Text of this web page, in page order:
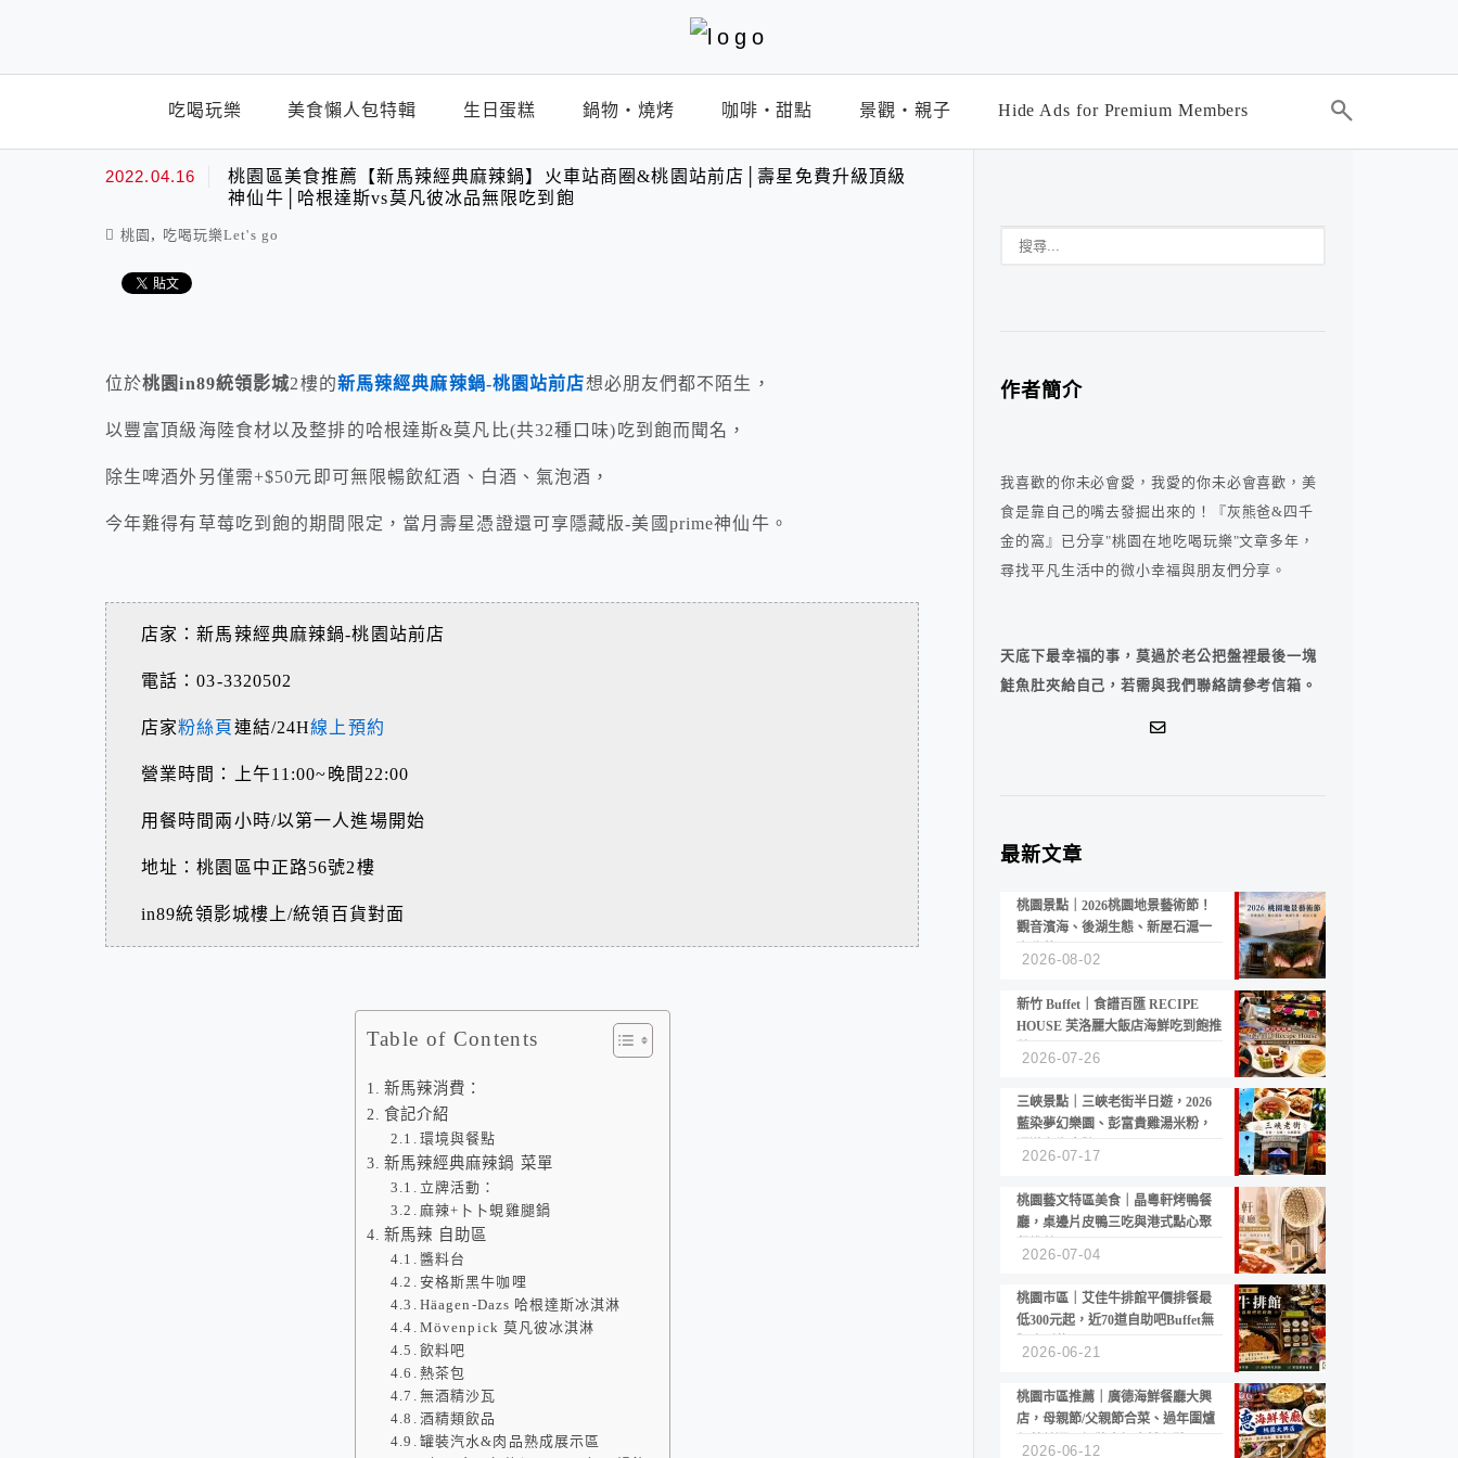
吃喝玩樂 美食懶人包特輯 生日蛋糕 鍋物‧燒烤 咖啡‧甜點 景觀‧親子 Hide Ads for Premium Members
2022.04.16
桃園區美食推薦【新馬辣經典麻辣鍋】火車站商圈&桃園站前店│壽星免費升級頂級
神仙牛│哈根達斯vs莫凡彼冰品無限吃到飽
桃園 , 吃喝玩樂Let's go
位於桃園in89統領影城2樓的新馬辣經典麻辣鍋-桃園站前店想必朋友們都不陌生，
以豐富頂級海陸食材以及整排的哈根達斯&莫凡比(共32種口味)吃到飽而聞名，
除生啤酒外另僅需+$50元即可無限暢飲紅酒、白酒、氣泡酒，
今年難得有草莓吃到飽的期間限定，當月壽星憑證還可享隱藏版-美國prime神仙牛。
店家：新馬辣經典麻辣鍋-桃園站前店
電話：03-3320502
店家粉絲頁 連結/24H線上預約
營業時間：上午11:00~晚間22:00
用餐時間兩小時/以第一人進場開始
地址：桃園區中正路56號2樓
in89統領影城樓上/統領百貨對面
Table of Contents
新馬辣消費：
食記介紹
環境與餐點
新馬辣經典麻辣鍋 菜單
立牌活動：
麻辣+卜卜蜆雞腿鍋
新馬辣 自助區
醬料台
安格斯黑牛咖哩
Häagen-Dazs 哈根達斯冰淇淋
Mövenpick 莫凡彼冰淇淋
飲料吧
熱茶包
無酒精沙瓦
酒精類飲品
罐裝汽水&肉品熟成展示區
作者簡介
我喜歡的你未必會愛，我愛的你未必會喜歡，美
食是靠自己的嘴去發掘出來的！『灰熊爸&四千
金的窩』已分享"桃園在地吃喝玩樂"文章多年，
尋找平凡生活中的微小幸福與朋友們分享。
天底下最幸福的事，莫過於老公把盤裡最後一塊
鮭魚肚夾給自己，若需與我們聯絡請參考信箱。
最新文章
桃園景點｜2026桃園地景藝術節！
觀音濱海、後湖生態、新屋石滬一
2026-08-02
新竹 Buffet｜食譜百匯 RECIPE
HOUSE 芙洛麗大飯店海鮮吃到飽推
2026-07-26
三峽景點｜三峽老街半日遊，2026
藍染夢幻樂園、彭富貴雞湯米粉，
2026-07-17
桃園藝文特區美食｜晶粵軒烤鴨餐
廳，桌邊片皮鴨三吃與港式點心聚
2026-07-04
桃園市區｜艾佳牛排館平價排餐最
低300元起，近70道自助吧Buffet無
2026-06-21
桃園市區推薦｜廣德海鮮餐廳大興
店，母親節/父親節合菜、過年圍爐
2026-06-12